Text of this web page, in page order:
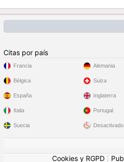
Citas por país
Francia
Bélgica
España
Italia
Suecia
Alemania
Suiza
Inglaterra
Portugal
Desactivado
Cookies y RGPD